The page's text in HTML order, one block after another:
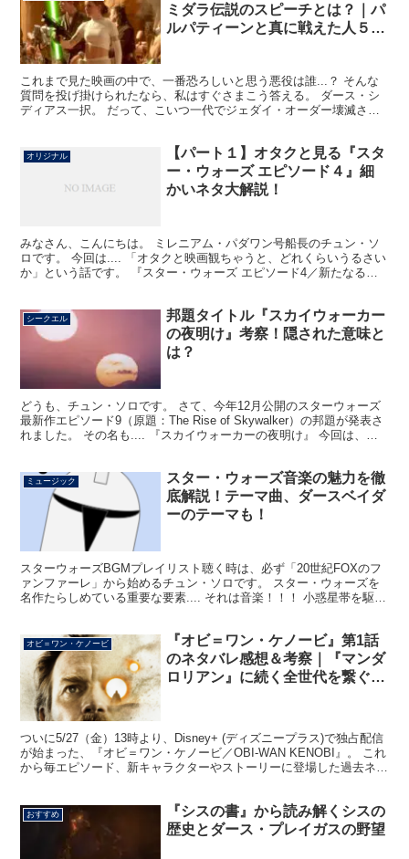
ミダラ伝説のスピーチとは？｜パ
ルパティーンと真に戦えた人５
これまで見た映画の中で、一番恐ろしいと思う悪役は誰...？ そんな
質問を投げ掛けられたなら、私はすぐさまこう答える。 ダース・シ
ディアス一択。 だって、こいつ一代でジェダイ・オーダー壊滅させ
オリジナル
【パート１】オタクと見る『スタ
ー・ウォーズ エピソード４』細
かいネタ大解説！
みなさん、こんにちは。 ミレニアム・パダワン号船長のチュン・ソ
ロです。 今回は.... 「オタクと映画観ちゃうと、どれくらいうるさい
か」という話です。 『スター・ウォーズ エピソード4／新たなる希
シークエル
邦題タイトル『スカイウォーカー
の夜明け』考察！隠された意味と
は？
どうも、チュン・ソロです。 さて、今年12月公開のスターウォーズ
最新作エピソード9（原題：The Rise of Skywalker）の邦題が発表さ
れました。 その名も.... 『スカイウォーカーの夜明け』 今回は、こ
ミュージック
スター・ウォーズ音楽の魅力を徹
底解説！テーマ曲、ダースベイダ
ーのテーマも！
スターウォーズBGMプレイリスト聴く時は、必ず「20世紀FOXのフ
ァンファーレ」から始めるチュン・ソロです。 スター・ウォーズを
名作たらしめている重要な要素.... それは音楽！！！ 小惑星帯を駆け
オビ＝ワン・ケノービ
『オビ＝ワン・ケノービ』第1話
のネタバレ感想＆考察｜『マンダ
ロリアン』に続く全世代を繋ぐ神
ついに5/27（金）13時より、Disney+ (ディズニープラス)で独占配信
が始まった、『オビ＝ワン・ケノービ／OBI-WAN KENOBI』。 これ
から毎エピソード、新キャラクターやストーリーに登場した過去ネタ
おすすめ
『シスの書』から読み解くシスの
歴史とダース・プレイガスの野望